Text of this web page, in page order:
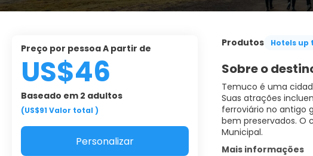
Produtos Hotels up
Sobre o
Temuco é uma
Suas atrações
ferroviário no antigo
bem preservados. O
Municipal.
Mais informações
Preço por pessoa A partir de
US$46
Baseado em 2 adultos
(US$91 Valor total )
Personalizar